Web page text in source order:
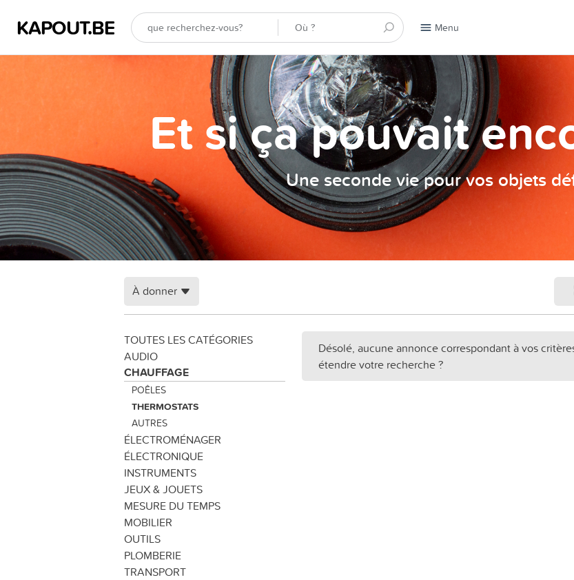
KAPOUT.BE Menu
Et si ça pouvait
Une seconde vie pour vos objets
À donner
TOUTES LES CATÉGORIES
AUDIO
CHAUFFAGE
POÊLES
THERMOSTATS
AUTRES
ÉLECTROMÉNAGER
ÉLECTRONIQUE
INSTRUMENTS
JEUX & JOUETS
MESURE DU TEMPS
MOBILIER
OUTILS
PLOMBERIE
TRANSPORT
Désolé, aucune annonce correspondant à vos
étendre votre recherche ?